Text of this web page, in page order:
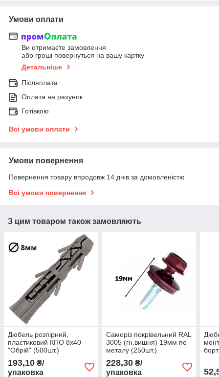
Умови оплати
Ви отримаєте замовлення
або гроші повернуться на вашу картку
Детальніше
Післяплата
Оплата на рахунок
Готівкою
Всі умови оплати
Умови повернення
Повернення товару впродовж 14 днів за домовленістю
Всі умови повернення
З цим товаром також замовляють
Дюбель розпірний,
пластиковий КПО 8х40
"Обрій" (500шт.)
193,10 ₴/
упаковка
Саморіз покрівельний RAL
3005 (гн.вишня) 19мм по
металу (250шт.)
228,30₴/
упаковка